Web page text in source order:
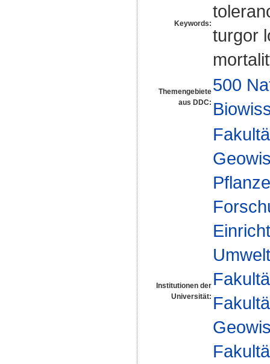
Keywords:
turgor
Themengebiete
aus DDC:
500
Institutionen der
Universität: